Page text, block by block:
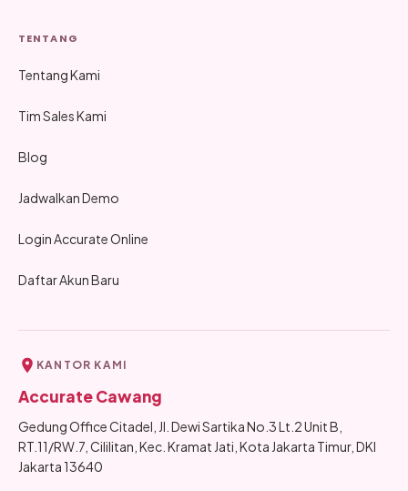
TENTANG
Tentang Kami
Tim Sales Kami
Blog
Jadwalkan Demo
Login Accurate Online
Daftar Akun Baru
KANTOR KAMI
Accurate Cawang
Gedung Office Citadel, Jl. Dewi Sartika No.3 Lt.2 Unit B,
RT.11/RW.7, Cililitan, Kec. Kramat Jati, Kota Jakarta Timur, DKI
Jakarta 13640